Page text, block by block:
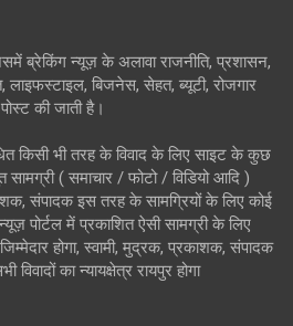
ब्रेकिंग न्यूज़ के अलावा राजनीति, प्रशासन,
बिजनेस, सेहत, ब्यूटी, रोजगार
की जाती है।
किसी भी तरह के विवाद के लिए साइट के कुछ
सामग्री ( समाचार / फोटो / विडियो आदि )
संपादक इस तरह के सामग्रियों के लिए कोई
पोर्टल में प्रकाशित ऐसी सामग्री के लिए
होगा, स्वामी, मुद्रक, प्रकाशक, संपादक
विवादों का न्यायक्षेत्र रायपुर होगा